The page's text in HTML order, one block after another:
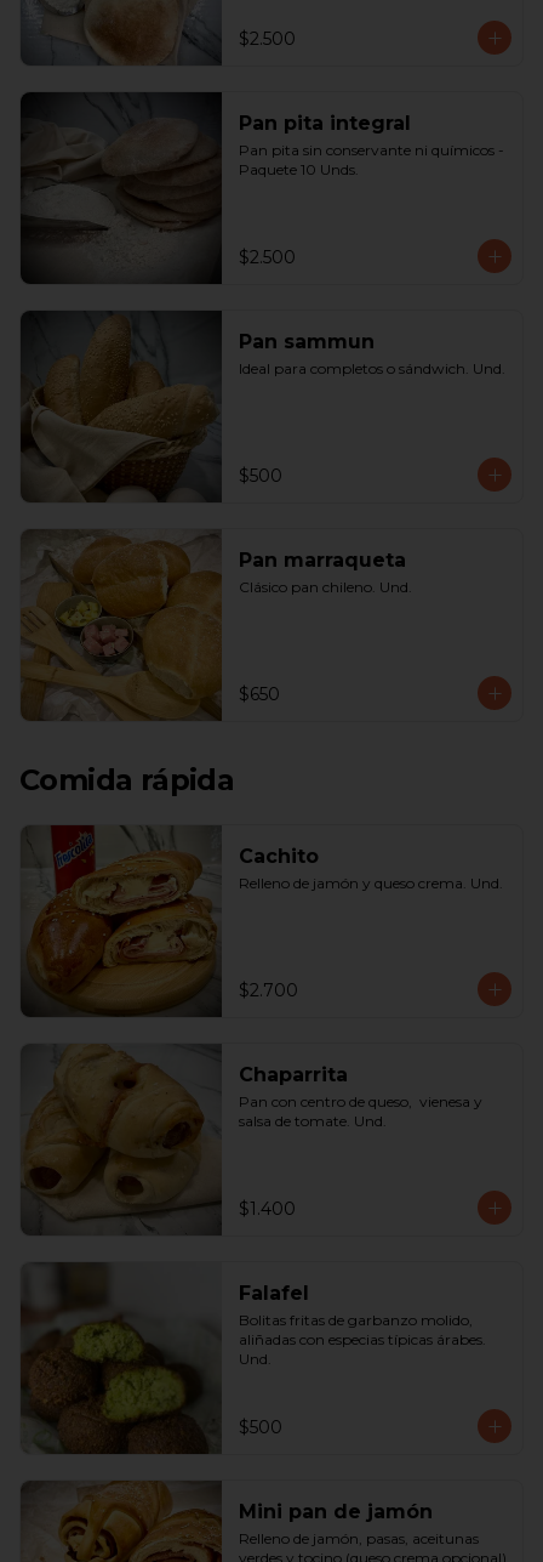
$2.500
Pan pita integral
Pan pita sin conservante ni químicos -
Paquete 10 Unds.
$2.500
Pan sammun
Ideal para completos o sándwich. Und.
$500
Pan marraqueta
Clásico pan chileno. Und.
$650
Comida rápida
Cachito
Relleno de jamón y queso crema. Und.
$2.700
Chaparrita
Pan con centro de queso,  vienesa y
salsa de tomate. Und.
$1.400
Falafel
Bolitas fritas de garbanzo molido,
aliñadas con especias típicas árabes.
Und.
$500
Mini pan de jamón
Relleno de jamón, pasas, aceitunas
verdes y tocino (queso crema opcional)